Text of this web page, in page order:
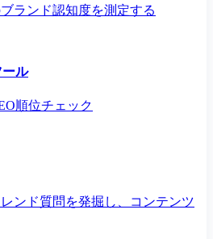
ランド認知度を測定する
ル
順位チェック
ンド質問を発掘し、コンテンツ